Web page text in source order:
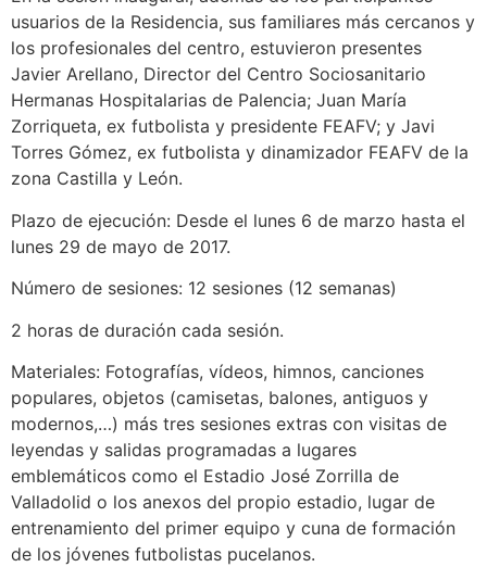
usuarios de la Residencia, sus familiares más cercanos y
los profesionales del centro, estuvieron presentes
Javier Arellano, Director del Centro Sociosanitario
Hermanas Hospitalarias de Palencia; Juan María
Zorriqueta, ex futbolista y presidente FEAFV; y Javi
Torres Gómez, ex futbolista y dinamizador FEAFV de la
zona Castilla y León.
Plazo de ejecución: Desde el lunes 6 de marzo hasta el
lunes 29 de mayo de 2017.
Número de sesiones: 12 sesiones (12 semanas)
2 horas de duración cada sesión.
Materiales: Fotografías, vídeos, himnos, canciones
populares, objetos (camisetas, balones, antiguos y
modernos,…) más tres sesiones extras con visitas de
leyendas y salidas programadas a lugares
emblemáticos como el Estadio José Zorrilla de
Valladolid o los anexos del propio estadio, lugar de
entrenamiento del primer equipo y cuna de formación
de los jóvenes futbolistas pucelanos.